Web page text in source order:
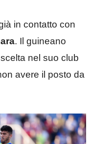
in contatto con
. Il guineano
nel suo club
avere il posto da